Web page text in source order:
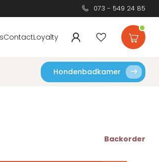
073 - 549 24 85
ContactLoyalty
Hondenbadkamer
Backorder